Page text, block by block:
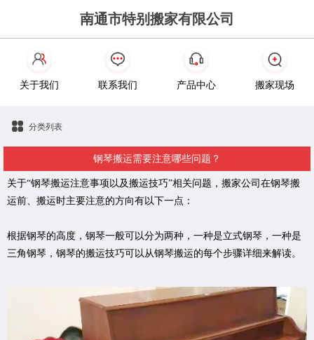
南通市特别搬家有限公司
关于我们 联系我们 产品中心 搬家现场
分类列表
钢琴搬运需要注意哪些问题？
关于“钢琴搬运注意事项以及搬运技巧”相关问题，搬家公司在钢琴搬
运前、搬运时主要注意的方向有以下一点：
根据钢琴的高度，钢琴一般可以分为两种，一种是立式钢琴，一种是
三角钢琴，钢琴的搬运技巧可以从钢琴搬运的每个步骤详细来解读。